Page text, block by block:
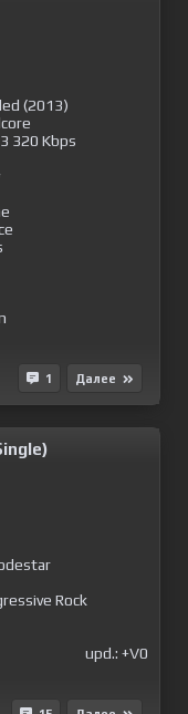
320 Kbps
1 Далее
Rock
upd.: +V0